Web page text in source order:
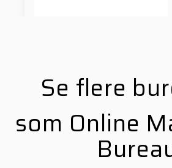
Se flere
som Online